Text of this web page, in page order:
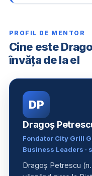
PROFIL DE MENTOR
Cine este
învăța de la el
DP
Dragoș
Fondator City Grill
Business Leaders ·
Dragoș Petrescu